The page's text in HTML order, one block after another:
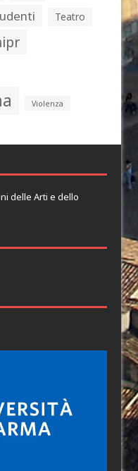
Teatro
Violenza
delle Arti e dello